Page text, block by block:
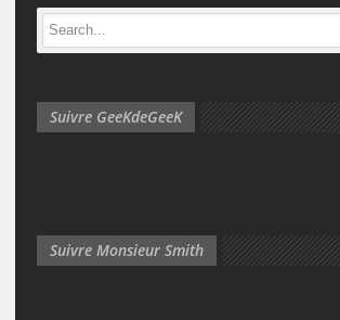
Suivre GeeKdeGeeK
Suivre Monsieur Smith